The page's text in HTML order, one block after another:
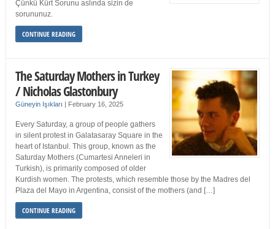
Çünkü Kürt Sorunu aslında sizin de
sorununuz.
CONTINUE READING
The Saturday Mothers in Turkey
/ Nicholas Glastonbury
Güneyin Işıkları | February 16, 2025
Every Saturday, a group of people gathers
in silent protest in Galatasaray Square in the
heart of Istanbul. This group, known as the
Saturday Mothers (Cumartesi Anneleri in
Turkish), is primarily composed of older
Kurdish women. The protests, which resemble those by the Madres del
Plaza del Mayo in Argentina, consist of the mothers (and […]
CONTINUE READING